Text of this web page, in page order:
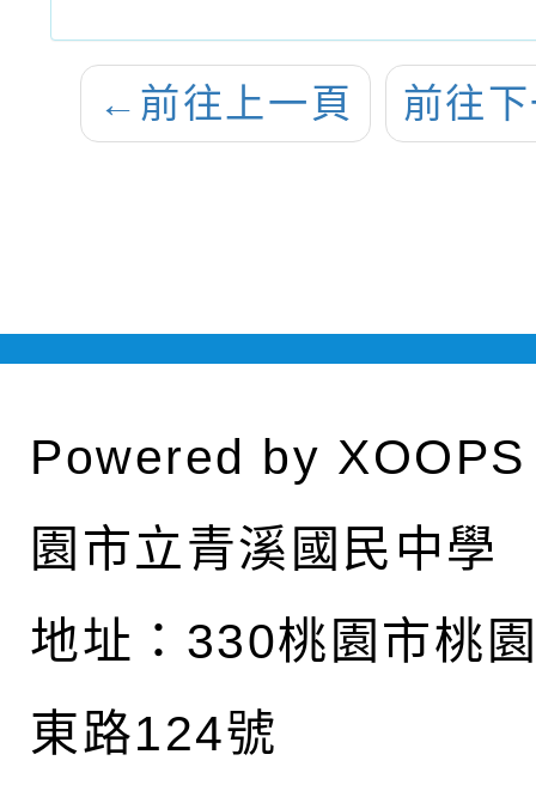
← 前往上一頁 前往
Powered by XOOPS
園市立青溪國民中學
地址： 330桃園市桃
東路124號